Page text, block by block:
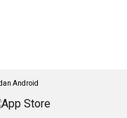
Android